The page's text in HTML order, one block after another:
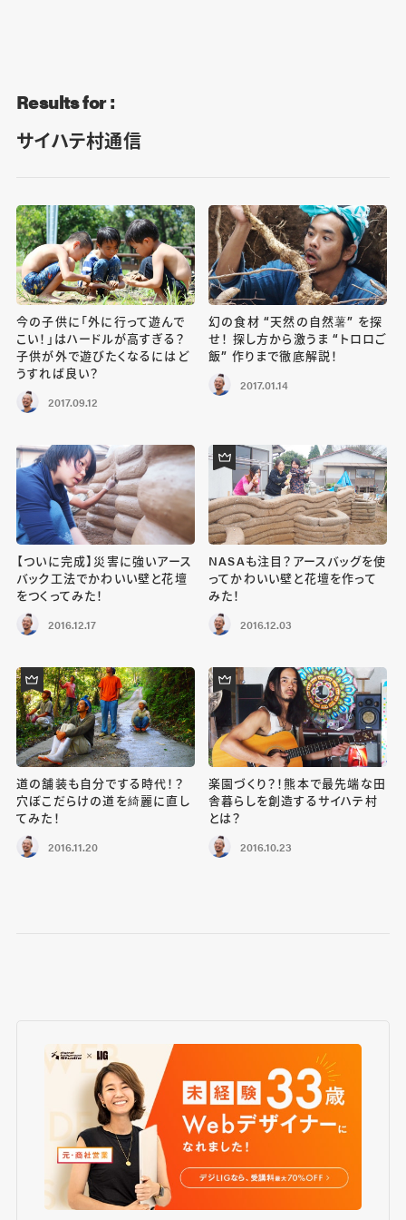
Results for :
サイハテ村通信
今の子供に「外に行って遊んで
こい！」はハードルが高すぎる？
子供が外で遊びたくなるにはど
うすれば良い？
2017.09.12
幻の食材 “天然の自然薯” を探
せ！ 探し方から激うま “トロロご
飯” 作りまで徹底解説！
2017.01.14
【ついに完成】災害に強いアース
バック工法でかわいい壁と花壇
をつくってみた！
2016.12.17
NASAも注目？アースバッグを使
ってかわいい壁と花壇を作って
みた！
2016.12.03
道の舗装も自分でする時代！？
穴ぼこだらけの道を綺麗に直し
てみた！
2016.11.20
楽園づくり？！熊本で最先端な田
舎暮らしを創造するサイハテ村
とは？
2016.10.23